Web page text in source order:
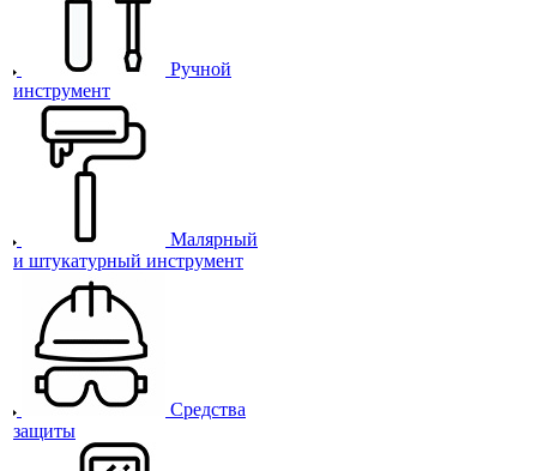
Ручной
инструмент
Малярный
и штукатурный инструмент
Средства
защиты